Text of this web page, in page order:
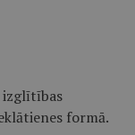
izglītības
formā.